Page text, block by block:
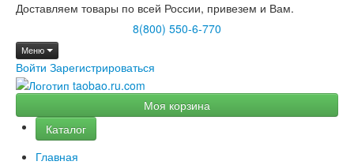
Доставляем товары по всей России, привезем и Вам.
8(800) 550-6-770
Меню
Войти Зарегистрироваться
Моя корзина
Каталог
Главная